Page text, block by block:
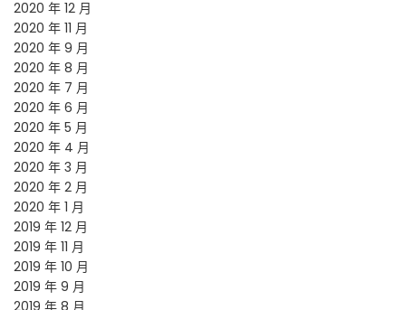
2020 年 12 月
2020 年 11 月
2020 年 9 月
2020 年 8 月
2020 年 7 月
2020 年 6 月
2020 年 5 月
2020 年 4 月
2020 年 3 月
2020 年 2 月
2020 年 1 月
2019 年 12 月
2019 年 11 月
2019 年 10 月
2019 年 9 月
2019 年 8 月